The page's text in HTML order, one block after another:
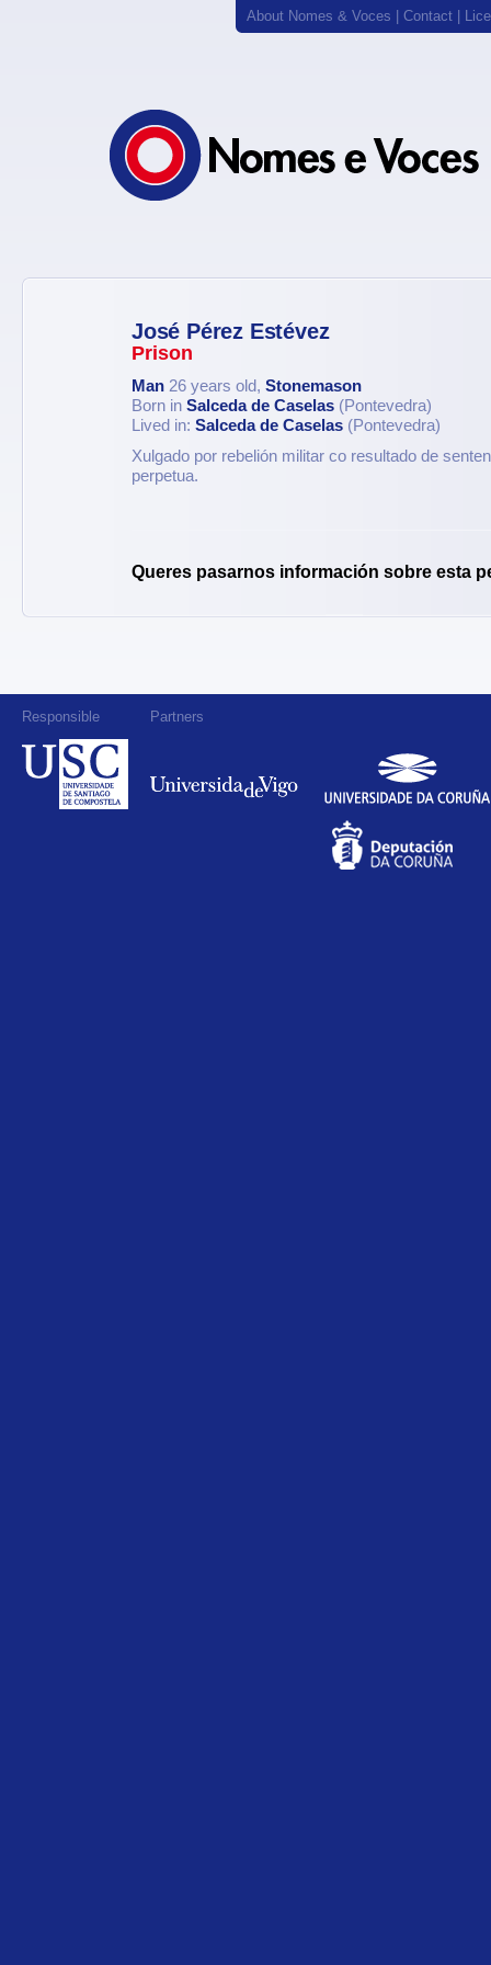
About Nomes & Voces Contact
José Pérez Estévez
Prison
Man 26 years old, Stonemason
Born in Salceda de Caselas (Pontevedra)
Lived in: Salceda de Caselas (Pontevedra)
Xulgado por rebelión militar co resultado de
perpetua.
Queres pasarnos información sobre esta
Responsible Partners